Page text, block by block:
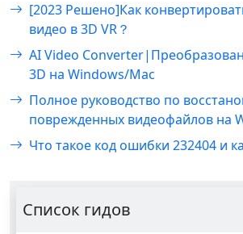
Список гидов
[2023 Решено]Как
видео в 3D VR？
AI Video
3D на Windows/Mac
Полное руководство по
поврежденных видеофайлов на
Что такое код ошибки 232404 и